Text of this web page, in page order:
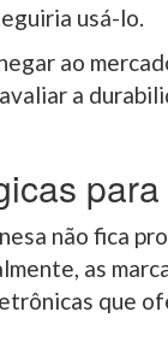
usá-lo.
ao
a
não fica
as
que